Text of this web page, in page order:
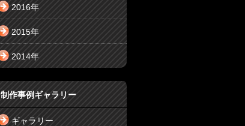
2016年
2015年
2014年
制作事例ギャラリー
ギャラリー